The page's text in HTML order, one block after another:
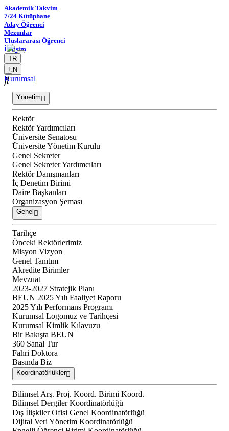
Akademik Takvim
7/24 Kütüphane
Aday Öğrenci
Mezunlar
Uluslararası Öğrenci
İletişim
TR
EN
Kurumsal
Yönetim
Rektör
Rektör Yardımcıları
Üniversite Senatosu
Üniversite Yönetim Kurulu
Genel Sekreter
Genel Sekreter Yardımcıları
Rektör Danışmanları
İç Denetim Birimi
Daire Başkanları
Organizasyon Şeması
Genel
Tarihçe
Önceki Rektörlerimiz
Misyon Vizyon
Genel Tanıtım
Akredite Birimler
Mevzuat
2023-2027 Stratejik Planı
BEUN 2025 Yılı Faaliyet Raporu
2025 Yılı Performans Programı
Kurumsal Logomuz ve Tarihçesi
Kurumsal Kimlik Kılavuzu
Bir Bakışta BEUN
360 Sanal Tur
Fahri Doktora
Basında Biz
Koordinatörlükler
Bilimsel Arş. Proj. Koord. Birimi Koord.
Bilimsel Dergiler Koordinatörlüğü
Dış İlişkiler Ofisi Genel Koordinatörlüğü
Dijital Veri Yönetim Koordinatörlüğü